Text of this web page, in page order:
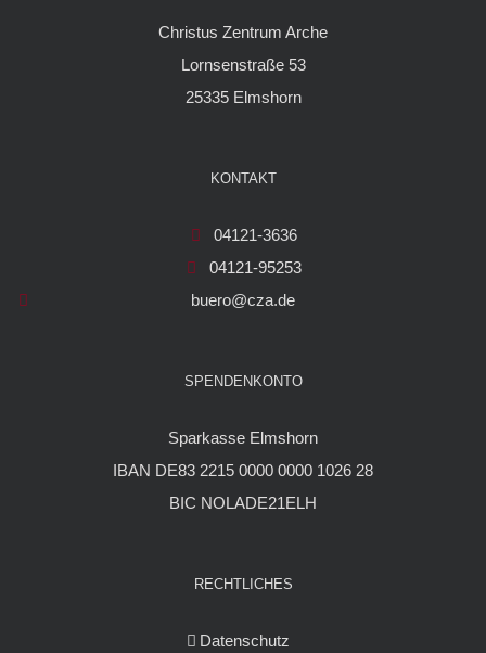
Christus Zentrum Arche
Lornsenstraße 53
25335 Elmshorn
KONTAKT
04121-3636
04121-95253
buero@cza.de
SPENDENKONTO
Sparkasse Elmshorn
IBAN DE83 2215 0000 0000 1026 28
BIC NOLADE21ELH
RECHTLICHES
Datenschutz